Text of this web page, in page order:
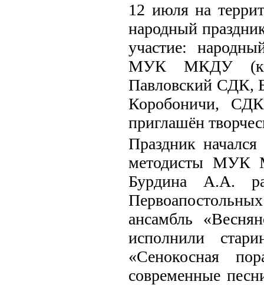
12 июля на
народный
участие:
МУК МКДУ
Павловский СДК,
Коробоничи,
приглашён
Праздник
методисты
Бурдина А.А.
ансамбль
исполнили
«Сенокосная
современные